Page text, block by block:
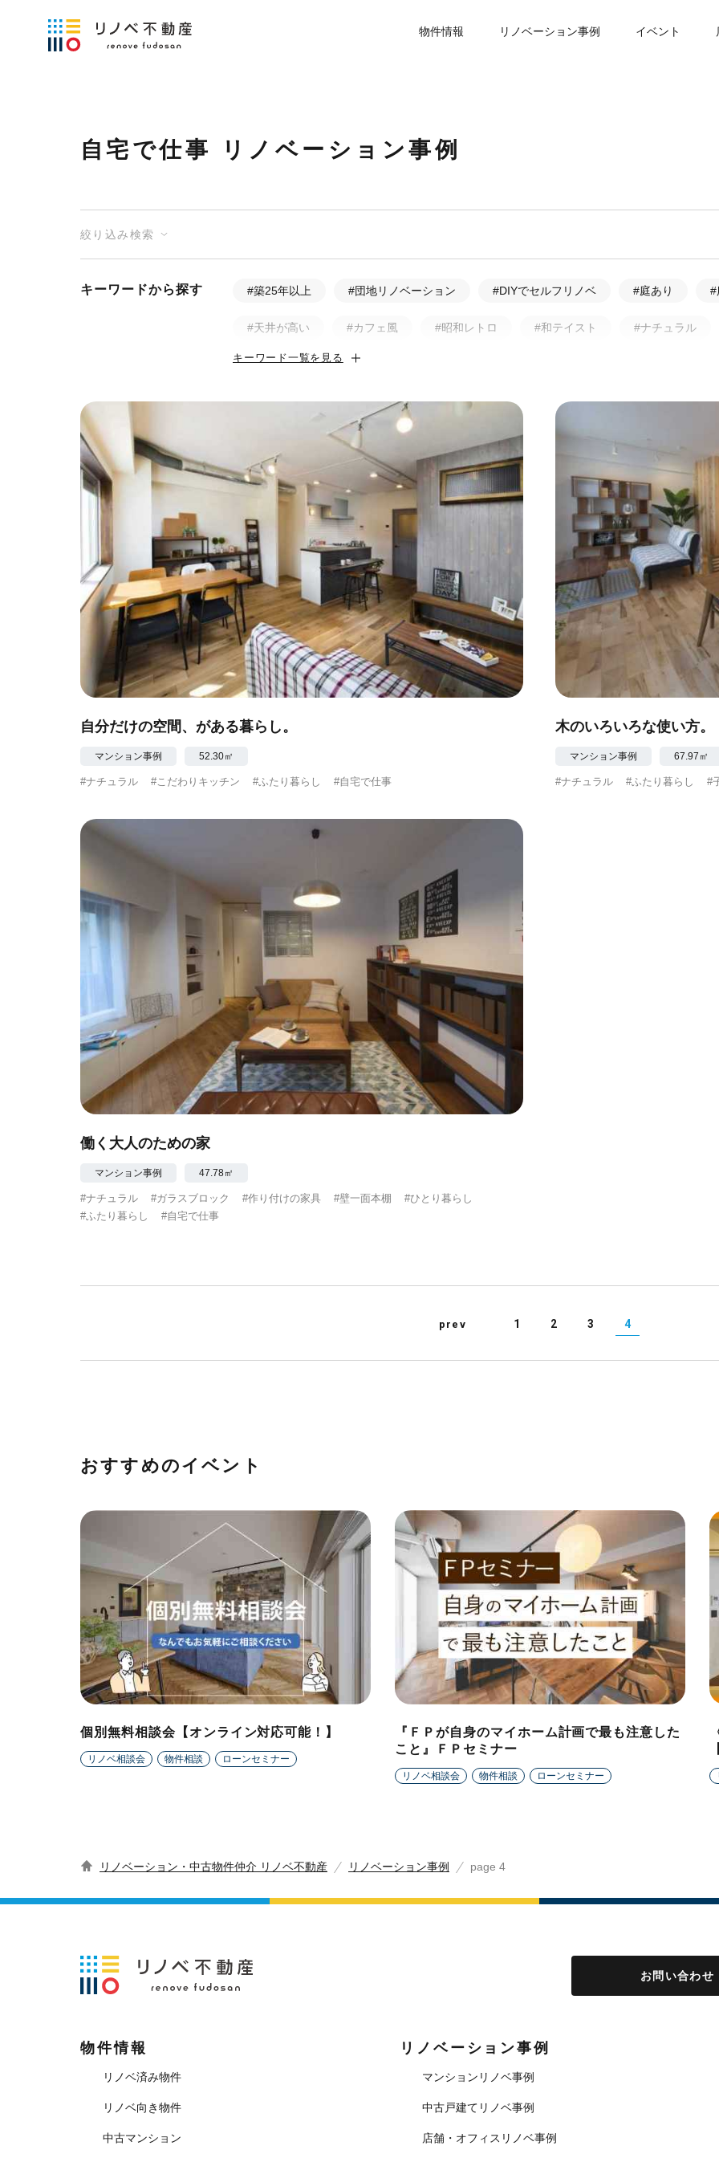
物件情報 リノベーション事例 イベント
自宅で仕事 リノベーション事例
絞り込み検索
キーワードから探す #築25年以上 #団地リノベーション #DIYでセルフリノベ #庭あり #
#天井が高い #カフェ風 #昭和レトロ #和テイスト #ナチュラル
#ハンモック #コンクリート壁
#自転車収納 #作り付けの家具 #あえて古材 #黒板 #無垢の木
#ふたり暮らし #子育てに優しい
#ガーデニング #都心に暮らす #下町に暮らす #眺望最高 #水辺の
キーワード一覧を見る
自分だけの空間、がある暮らし。
マンション事例 52.30㎡
#ナチュラル #こだわりキッチン #ふたり暮らし #自宅で仕事
木のいろいろな使い方。
マンション事例 67.97㎡
#ナチュラル #ふたり暮らし #
働く大人のための家
マンション事例 47.78㎡
#ナチュラル #ガラスブロック #作り付けの家具 #壁一面本棚
#ひとり暮らし
#ふたり暮らし
#自宅で仕事
prev 1 2 3 4
おすすめのイベント
個別無料相談会【オンライン対応可能！】
リノベ相談会 物件相談 ローンセミナー
『ＦＰが自身のマイホーム計画で最も注意した
こと』ＦＰセミナー
リノベ相談会 物件相談 ローンセミナー
リノベーション・中古物件仲介 リノベ不動産 リノベーション事例 page 4
お問い合わせ
物件情報
リノベ済み物件
リノベ向き物件
中古マンション
リノベーション事例
マンションリノベ事例
中古戸建てリノベ事例
店舗・オフィスリノベ事例